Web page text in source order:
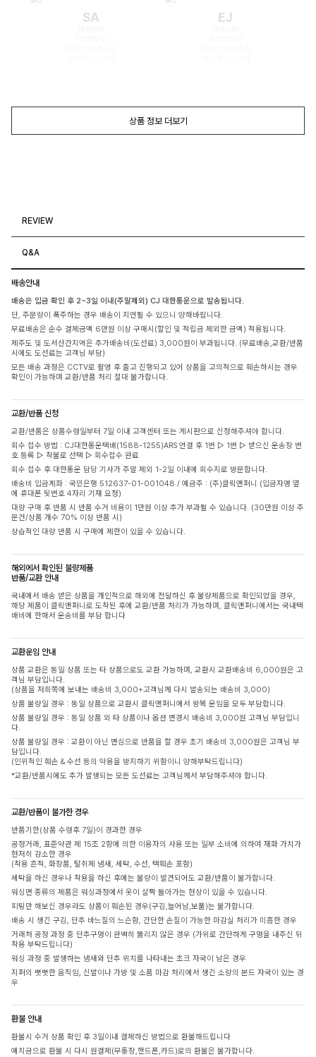
SA EJ
상품 정보 더보기
REVIEW
Q&A
배송안내
배송은 입금 확인 후 2~3일 이내(주말제외) CJ 대한통운으로 발송됩니다.
단, 주문량이 폭주하는 경우 배송이 지연될 수 있으니 양해바랍니다.
무료배송은 순수 결제금액 6만원 이상 구매시(할인 및 적립금 제외한 금액) 적용됩니다.
제주도 및 도서산간지역은 추가배송비(도선료) 3,000원이 부과됩니다. (무료배송,교환/반품
시에도 도선료는 고객님 부담)
모든 배송 과정은 CCTV로 촬영 후 출고 진행되고 있어 상품을 고의적으로 훼손하시는 경우
확인이 가능하며 교환/반품 처리 절대 불가합니다.
교환/반품 신청
교환/반품은 상품수령일부터 7일 이내 고객센터 또는 게시판으로 신청해주셔야 합니다.
회수 접수 방법 : CJ대한통운택배(1588-1255)ARS 연결 후 1번 ▷ 1번 ▷ 받으신 운송장 번
호 등록 ▷ 착불로 선택 ▷ 회수접수 완료
회수 접수 후 대한통운 담당 기사가 주말 제외 1-2일 이내에 회수지로 방문합니다.
배송비 입금계좌 : 국민은행 512637-01-001048 / 예금주 : (주)클릭앤퍼니 (입금자명 옆
에 휴대폰 뒷번호 4자리 기재 요청)
대량 구매 후 반품 시 반품 수거 비용이 1만원 이상 추가 부과될 수 있습니다. (30만원 이상 주
문건/상품 개수 70% 이상 반품 시)
상습적인 대량 반품 시 구매에 제한이 있을 수 있습니다.
해외에서 확인된 불량제품
반품/교환 안내
국내에서 배송 받은 상품을 개인적으로 해외에 전달하신 후 불량제품으로 확인되었을 경우,
해당 제품이 클릭앤퍼니로 도착된 후에 교환/반품 처리가 가능하며, 클릭앤퍼니에서는 국내택
배비에 한해서 운송비를 부담 합니다
교환운임 안내
상품 교환은 동일 상품 또는 타 상품으로도 교환 가능하며, 교환시 교환배송비 6,000원은 고
객님 부담입니다.
(상품을 저희쪽에 보내는 배송비 3,000+고객님께 다시 발송되는 배송비 3,000)
상품 불량일 경우 : 동일 상품으로 교환시 클릭앤퍼니에서 왕복 운임을 모두 부담합니다.
상품 불량일 경우 : 동일 상품 외 타 상품이나 옵션 변경시 배송비 3,000원 고객님 부담입니
다.
상품 불량일 경우 : 교환이 아닌 변심으로 반품을 할 경우 초기 배송비 3,000원은 고객님 부
담입니다.
(인위적인 훼손 & 수선 등의 악용을 방지하기 위함이니 양해부탁드립니다)
*교환/반품시에도 추가 발생되는 모든 도선료는 고객님께서 부담해주셔야 합니다.
교환/반품이 불가한 경우
반품기한(상품 수령후 7일)이 경과한 경우
공정거래, 표준약관 제 15조 2항에 의한 이용자의 사용 또는 일부 소비에 의하여 재화 가치가
현저히 감소한 경우
(착용 흔적, 화장품, 탈취제 냄새, 세탁, 수선, 택훼손 포함)
세탁을 하신 경우나 착용을 하신 후에는 불량이 발견되어도 교환/반품이 불가합니다.
워싱면 종류의 제품은 워싱과정에서 옷이 살짝 돌아가는 현상이 있을 수 있습니다.
피팅만 해보신 경우라도 상품이 훼손된 경우(구김,늘어남,보풀)는 불가합니다.
배송 시 생긴 구김, 단추 바느질의 느슨함, 간단한 손질이 가능한 마감실 처리가 미흡한 경우
거래처 공정 과정 중 단추구멍이 완벽히 뚫리지 않은 경우 (가위로 간단하게 구멍을 내주신 뒤
착용 부탁드립니다)
워싱 과정 중 발생하는 냄새와 단추 위치를 나타내는 초크 자국이 남은 경우
지퍼의 뻣뻣한 움직임, 신발이나 가방 및 소품 마감 처리에서 생긴 소량의 본드 자국이 있는 경
우
환불 안내
환불시 수거 상품 확인 후 3일이내 결제하신 방법으로 환불해드립니다
예치금으로 환불 시 다시 원결제(무통장,핸드폰,카드)로의 환불은 불가합니다.